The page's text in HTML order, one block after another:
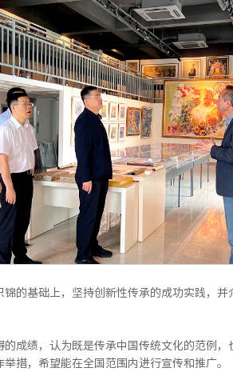
的基础上，坚持创新性传承的成功实践，
成绩，认为既是传承中国传统文化的范例
措，希望能在全国范围内进行宣传和推广。